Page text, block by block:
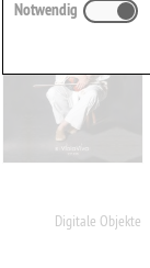
Digitale Objekte
Notwendig